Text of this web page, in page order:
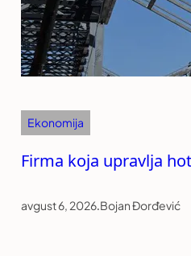
Ekonomija
Firma koja upravlja
avgust 6, 2026.Bojan Đorđević